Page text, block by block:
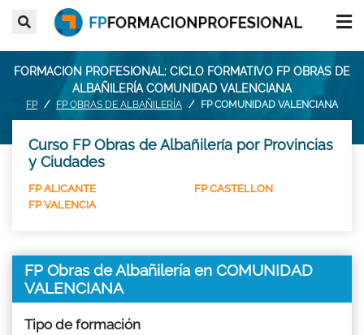
FORMACION PROFESIONAL: CICLO FORMATIVO FP OBRAS DE
ALBAÑILERÍA COMUNIDAD VALENCIANA
FP FP OBRAS DE ALBAÑILERÍA FP COMUNIDAD VALENCIANA
Curso FP Obras de Albañilería por Provincias
y Ciudades
FP ALICANTE
FP CASTELLON
FP VALENCIA
FP Obras de Albañilería en COMUNIDAD
VALENCIANA
Tipo de formación